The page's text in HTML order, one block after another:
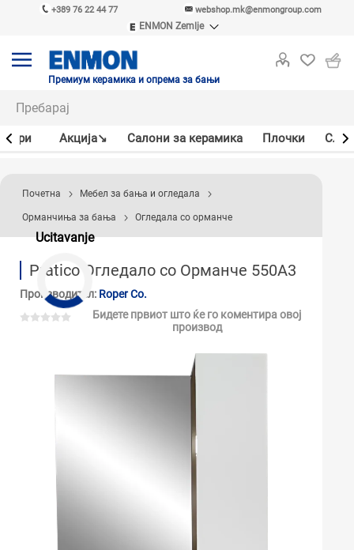
+389 76 22 44 77 webshop.mk@enmongroup.com
ENMON Zemlje
ENMON MKD
Премиум керамика и опрема за бањи
Акцијa↘ Салони за керамика Плочки
Ucitavanje
Почетна Мебел за бања и огледала
Орманчиња за бања Огледала со орманче
Pratico Огледало со Орманче 550A3
Производител: Roper Co.
Бидете првиот што ќе го коментира овој
производ